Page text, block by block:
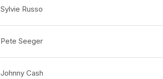
Sylvie Russo
Pete Seeger
Johnny Cash